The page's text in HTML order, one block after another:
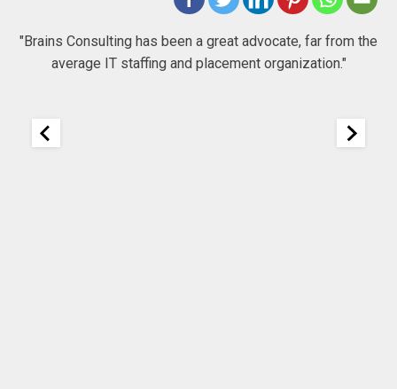
"Brains Consulting has been a great advocate, far from the
average IT staffing and placement organization."